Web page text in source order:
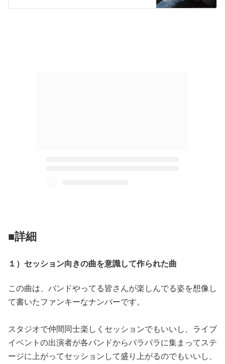
■詳細
１）セッション向きの曲を意識して作られた曲
この曲は、バンドやってる皆さんが楽しんでる姿を想像し
て書いたファンキーなナンバーです。
スタジオで仲間同士楽しくセッションでもいいし、ライブ
イベントの出演者が各バンドからバラバラに集まってステ
ージに上がってセッションして盛り上がるのでもいいし、